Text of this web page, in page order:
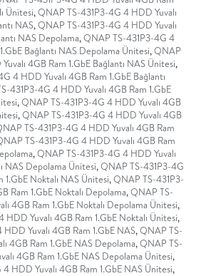
Ünitesi,QNAP TS-431P3-4G 4 HDD Yuvalı
NAS,QNAP TS-431P3-4G 4 HDD Yuvalı
NAS Depolama,QNAP TS-431P3-4G 4
Bağlantı NAS Depolama Ünitesi,QNAP
4GB Ram 1.GbE Bağlantı NAS Ünitesi,
4 HDD Yuvalı 4GB Ram 1.GbE Bağlantı
431P3-4G 4 HDD Yuvalı 4GB Ram 1.GbE
,QNAP TS-431P3-4G 4 HDD Yuvalı 4GB
,QNAP TS-431P3-4G 4 HDD Yuvalı 4GB
TS-431P3-4G 4 HDD Yuvalı 4GB Ram
TS-431P3-4G 4 HDD Yuvalı 4GB Ram
,QNAP TS-431P3-4G 4 HDD Yuvalı
NAS Depolama Ünitesi,QNAP TS-431P3-4G
1.GbE Noktalı NAS Ünitesi,QNAP TS-431P3-
Ram 1.GbE Noktalı Depolama,QNAP TS-
4GB Ram 1.GbE Noktalı Depolama Ünitesi,
Yuvalı 4GB Ram 1.GbE Noktalı Ünitesi,
Yuvalı 4GB Ram 1.GbE NAS,QNAP TS-
4GB Ram 1.GbE NAS Depolama,QNAP TS-
4GB Ram 1.GbE NAS Depolama Ünitesi,
HDD Yuvalı 4GB Ram 1.GbE NAS Ünitesi,